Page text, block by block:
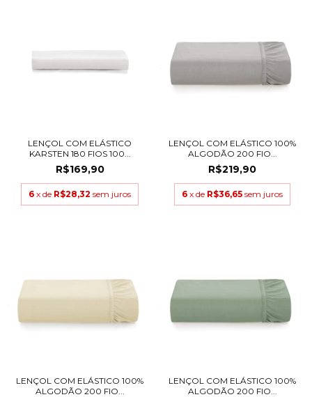
LENÇOL COM ELÁSTICO
KARSTEN 180 FIOS 100...
R$169,90
6 x de R$28,32 sem juros
LENÇOL COM ELÁSTICO 100%
ALGODÃO 200 FIO...
R$219,90
6 x de R$36,65 sem juros
LENÇOL COM ELÁSTICO 100%
ALGODÃO 200 FIO...
LENÇOL COM ELÁSTICO 100%
ALGODÃO 200 FIO...